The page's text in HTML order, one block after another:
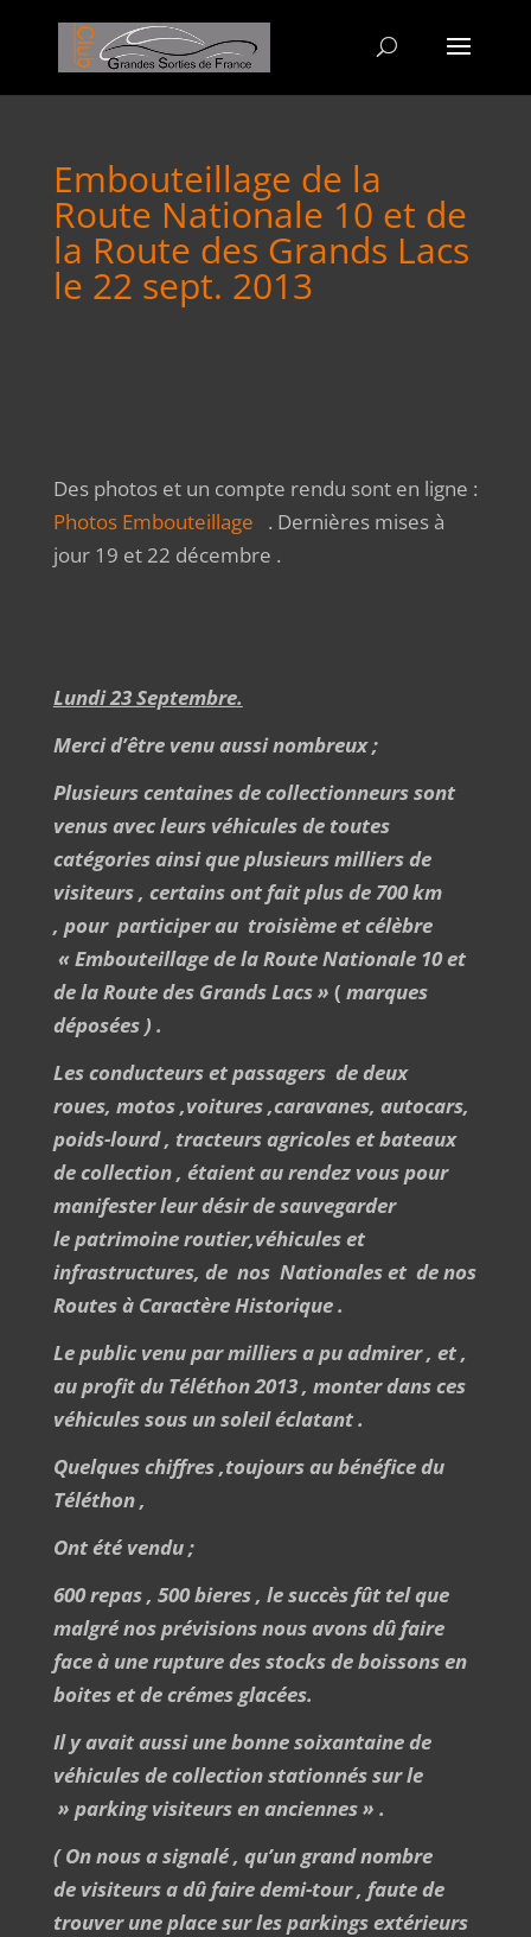
Embouteillage de la
Route Nationale 10 et de
la Route des Grands Lacs
le 22 sept. 2013
Des photos et un compte rendu sont en ligne :
Photos Embouteillage
. Dernières mises à
jour 19 et 22 décembre .
Lundi 23 Septembre.
Merci d’être venu aussi nombreux ;
Plusieurs centaines de collectionneurs sont
venus avec leurs véhicules de toutes
catégories ainsi que plusieurs milliers de
visiteurs , certains ont fait plus de 700 km
, pour participer au troisième et célèbre
« Embouteillage de la Route Nationale 10 et
de la Route des Grands Lacs » ( marques
déposées ) .
Les conducteurs et passagers de deux
roues, motos ,voitures ,caravanes, autocars,
poids-lourd , tracteurs agricoles et bateaux
de collection , étaient au rendez vous pour
manifester leur désir de sauvegarder
le patrimoine routier,véhicules et
infrastructures, de nos Nationales et de nos
Routes à Caractère Historique .
Le public venu par milliers a pu admirer , et ,
au profit du Téléthon 2013 , monter dans ces
véhicules sous un soleil éclatant .
Quelques chiffres ,toujours au bénéfice du
Téléthon ,
Ont été vendu ;
600 repas , 500 bieres , le succès fût tel que
malgré nos prévisions nous avons dû faire
face à une rupture des stocks de boissons en
boites et de crémes glacées.
Il y avait aussi une bonne soixantaine de
véhicules de collection stationnés sur le
» parking visiteurs en anciennes » .
( On nous a signalé , qu’un grand nombre
de visiteurs a dû faire demi-tour , faute de
trouver une place sur les parkings extérieurs